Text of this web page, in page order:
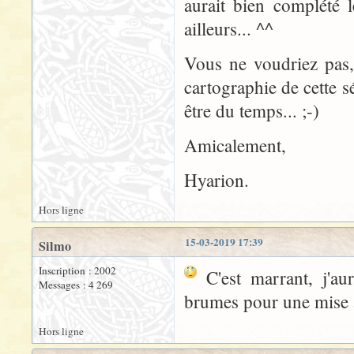
ailleurs... ^^
Vous ne voudriez
cartographie de cette
être du temps... ;-)
Amicalement,
Hyarion.
Hors ligne
15-03-2019 17:39
Silmo
Inscription : 2002
Messages : 4 269
C'est marrant,
brumes pour une
Hors ligne